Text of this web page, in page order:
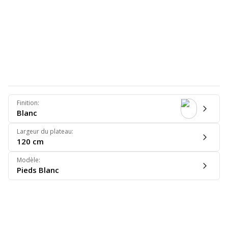
Finition:
Blanc
Largeur du plateau:
120 cm
Modèle:
Pieds Blanc